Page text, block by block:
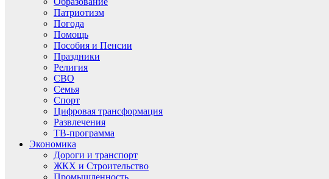
Патриотизм
Погода
Помощь
Пособия и Пенсии
Праздники
Религия
СВО
Семья
Спорт
Цифровая трансформация
Развлечения
ТВ-программа
Экономика
Дороги и транспорт
ЖКХ и Строительство
Промышленность